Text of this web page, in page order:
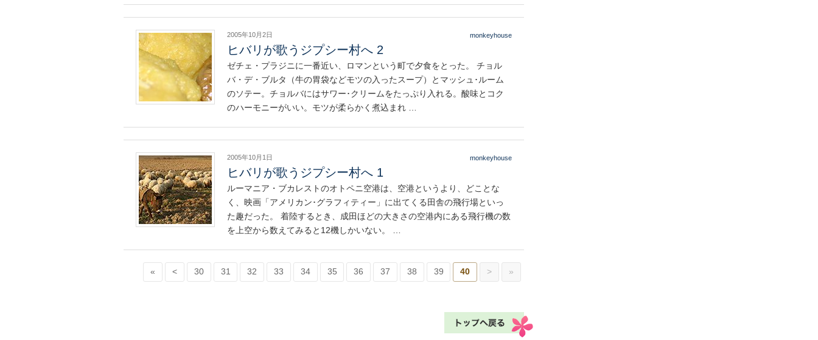
2005年10月2日 monkeyhouse
ヒバリが歌うジプシー村へ 2
ゼチェ・プラジニに一番近い、ロマンという町で夕食をとった。 チョル
バ・デ・ブルタ（牛の胃袋などモツの入ったスープ）とマッシュ･ルーム
のソテー。チョルバにはサワー･クリームをたっぷり入れる。酸味とコク
のハーモニーがいい。モツが柔らかく煮込まれ …
2005年10月1日 monkeyhouse
ヒバリが歌うジプシー村へ 1
ルーマニア・ブカレストのオトペニ空港は、空港というより、どことな
く、映画「アメリカン･グラフィティー」に出てくる田舎の飛行場といっ
た趣だった。 着陸するとき、成田ほどの大きさの空港内にある飛行機の数
を上空から数えてみると12機しかいない。 …
« < 30 31 32 33 34 35 36 37 38 39 40 > »